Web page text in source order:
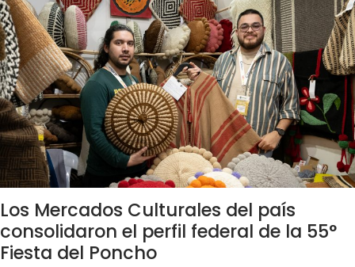
Los Mercados Culturales del país
consolidaron el perfil federal de la 55°
Fiesta del Poncho